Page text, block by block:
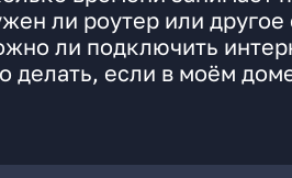
ли роутер или
ли подключить
делать, если в моём